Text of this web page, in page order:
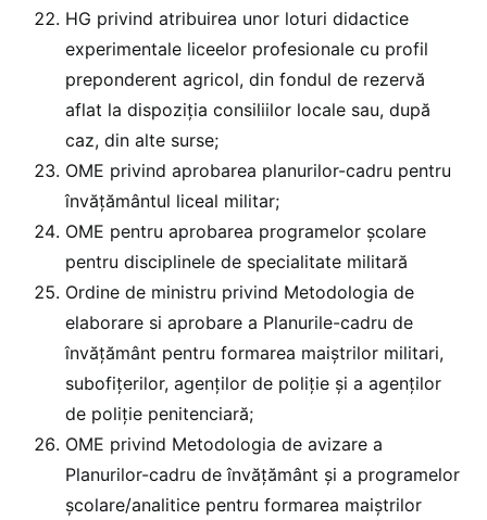
HG privind atribuirea unor loturi didactice
experimentale liceelor profesionale cu profil
preponderent agricol, din fondul de rezervă
aflat la dispoziţia consiliilor locale sau, după
caz, din alte surse;
OME privind aprobarea planurilor-cadru pentru
învățământul liceal militar;
OME pentru aprobarea programelor școlare
pentru disciplinele de specialitate militară
Ordine de ministru privind Metodologia de
elaborare si aprobare a Planurile-cadru de
învăţământ pentru formarea maiştrilor militari,
subofiţerilor, agenţilor de poliţie şi a agenţilor
de poliţie penitenciară;
OME privind Metodologia de avizare a
Planurilor-cadru de învăţământ și a programelor
școlare/analitice pentru formarea maiştrilor